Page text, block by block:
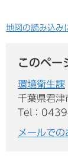
地図の読み込み
このペー
環境衛生課
千葉県君
Tel：
メールで